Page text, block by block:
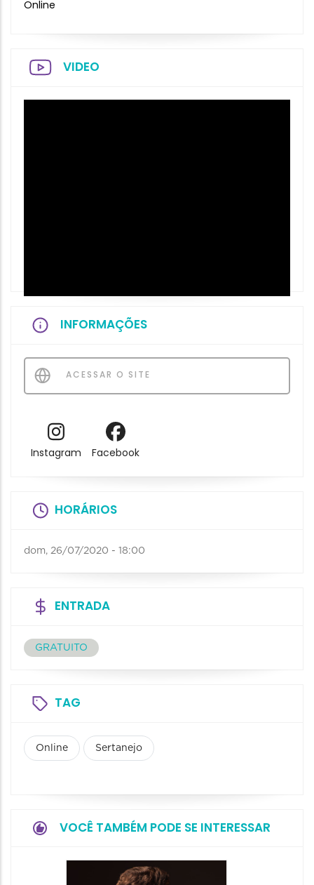
Online
VIDEO
INFORMAÇÕES
ACESSAR O SITE
Instagram Facebook
HORÁRIOS
dom, 26/07/2020 - 18:00
ENTRADA
GRATUITO
TAG
Online Sertanejo
VOCÊ TAMBÉM PODE SE INTERESSAR